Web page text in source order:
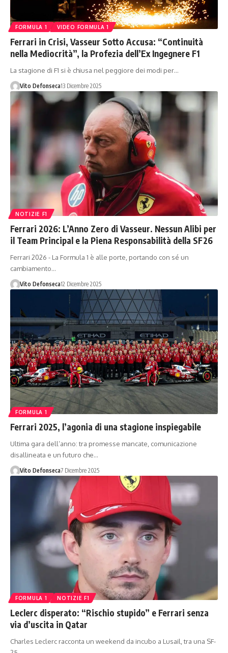
FORMULA 1 VIDEO FORMULA 1
Ferrari in Crisi, Vasseur Sotto Accusa: “Continuità
nella Mediocrità”, la Profezia dell’Ex Ingegnere F1
La stagione di F1 si è chiusa nel peggiore dei modi per…
Vito Defonseca13 Dicembre 2025
NOTIZIE F1
Ferrari 2026: L’Anno Zero di Vasseur. Nessun Alibi per
il Team Principal e la Piena Responsabilità della SF26
Ferrari 2026 - La Formula 1 è alle porte, portando con sé un
cambiamento…
Vito Defonseca12 Dicembre 2025
FORMULA 1
Ferrari 2025, l’agonia di una stagione inspiegabile
Ultima gara dell’anno: tra promesse mancate, comunicazione
disallineata e un futuro che…
Vito Defonseca7 Dicembre 2025
FORMULA 1 NOTIZIE F1
Leclerc disperato: “Rischio stupido” e Ferrari senza
via d’uscita in Qatar
Charles Leclerc racconta un weekend da incubo a Lusail, tra una SF-